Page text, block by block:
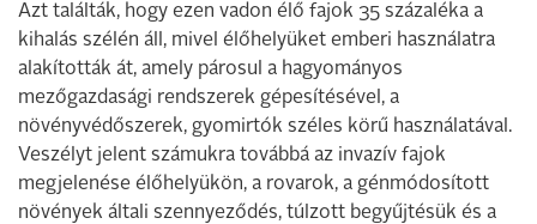
Azt találták, hogy ezen vadon élő fajok 35 százaléka a
kihalás szélén áll, mivel élőhelyüket emberi használatra
alakították át, amely párosul a hagyományos
mezőgazdasági rendszerek gépesítésével, a
növényvédőszerek, gyomirtók széles körű használatával.
Veszélyt jelent számukra továbbá az invazív fajok
megjelenése élőhelyükön, a rovarok, a génmódosított
növények általi szennyeződés, túlzott begyűjtésük és a